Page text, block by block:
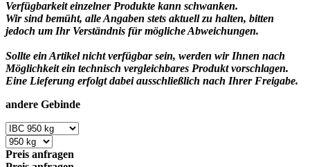
Verfügbarkeit einzelner Produkte kann schwanken.
Wir sind bemüht, alle Angaben stets aktuell zu halten, bitten
jedoch um Ihr Verständnis für mögliche Abweichungen.
Sollte ein Artikel nicht verfügbar sein, werden wir Ihnen nach
Möglichkeit ein technisch vergleichbares Produkt vorschlagen.
Eine Lieferung erfolgt dabei ausschließlich nach Ihrer Freigabe.
andere Gebinde
Preis anfragen